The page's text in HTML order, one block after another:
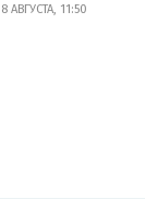
8 АВГУСТА, 11:50